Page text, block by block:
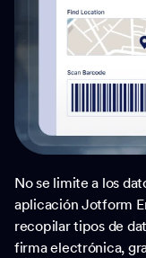
No se limite a los
aplicación Jotform
recopilar tipos de
firma electrónica,